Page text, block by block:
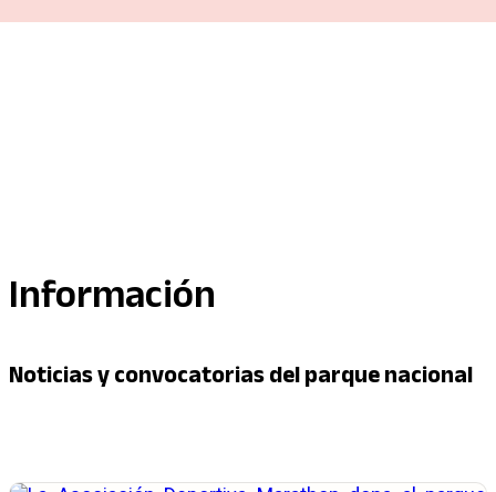
Información
Noticias y convocatorias del parque nacional